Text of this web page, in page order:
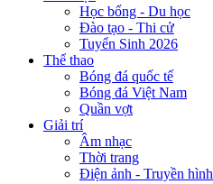
Học bổng - Du học
Đào tạo - Thi cử
Tuyển Sinh 2026
Thể thao
Bóng đá quốc tế
Bóng đá Việt Nam
Quần vợt
Giải trí
Âm nhạc
Thời trang
Điện ảnh - Truyền hình